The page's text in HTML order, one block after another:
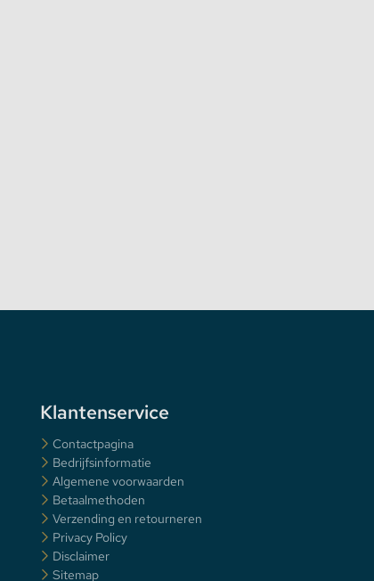
Klantenservice
Contactpagina
Bedrijfsinformatie
Algemene voorwaarden
Betaalmethoden
Verzending en retourneren
Privacy Policy
Disclaimer
Sitemap